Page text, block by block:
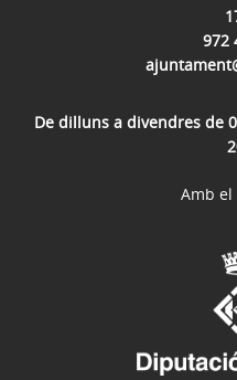
972
De dilluns a divendres de
Amb